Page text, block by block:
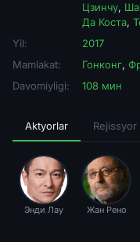
Цзинчу,
Да Коста,
Yil:
2017
Mamlakat:
Гонконг,
Davomiyligi:
108 мин
Aktyorlar Rejissyor
Энди Лау Жан Рено